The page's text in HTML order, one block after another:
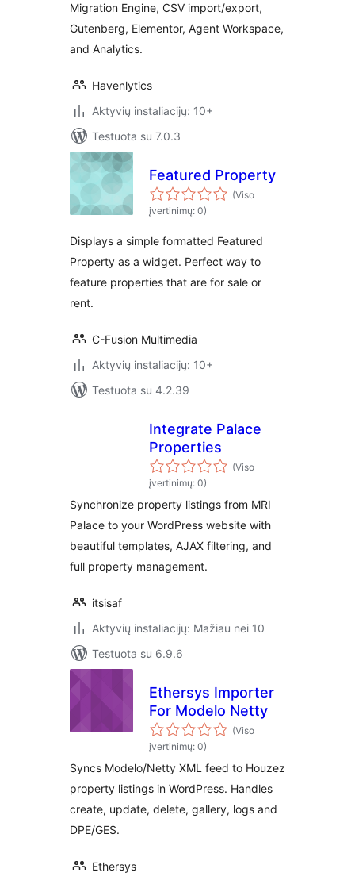
Migration Engine, CSV import/export,
Gutenberg, Elementor, Agent Workspace,
and Analytics.
Havenlytics
Aktyvių instaliacijų: 10+
Testuota su 7.0.3
Featured Property
(Viso
įvertinimų: 0)
Displays a simple formatted Featured
Property as a widget. Perfect way to
feature properties that are for sale or
rent.
C-Fusion Multimedia
Aktyvių instaliacijų: 10+
Testuota su 4.2.39
Integrate Palace
Properties
(Viso
įvertinimų: 0)
Synchronize property listings from MRI
Palace to your WordPress website with
beautiful templates, AJAX filtering, and
full property management.
itsisaf
Aktyvių instaliacijų: Mažiau nei 10
Testuota su 6.9.6
Ethersys Importer
For Modelo Netty
(Viso
įvertinimų: 0)
Syncs Modelo/Netty XML feed to Houzez
property listings in WordPress. Handles
create, update, delete, gallery, logs and
DPE/GES.
Ethersys